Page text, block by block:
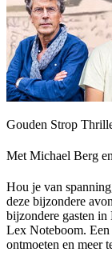
Gouden Strop
Met Michael Berg
Hou je van
deze bijzondere
bijzondere gasten
Lex Noteboom. Een
ontmoeten en meer